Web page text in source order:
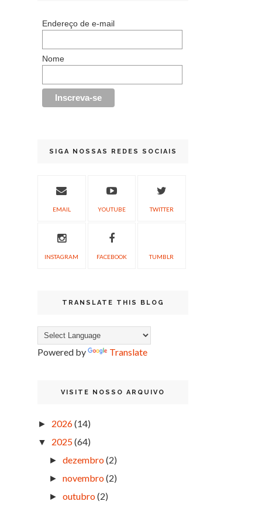
Endereço de e-mail
Nome
SIGA NOSSAS REDES SOCIAIS
EMAIL YOUTUBE TWITTER
INSTAGRAM FACEBOOK TUMBLR
TRANSLATE THIS BLOG
Powered by Translate
VISITE NOSSO ARQUIVO
► 2026(14)
▼ 2025(64)
►dezembro(2)
►novembro(2)
►outubro(2)